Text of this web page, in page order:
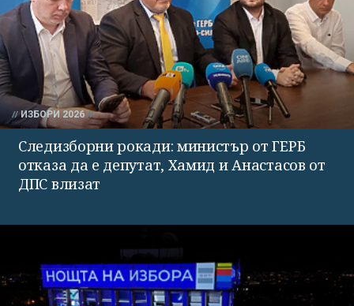
ИЗБОРИ 2026
Следизборни рокади: министър от ГЕРБ
отказа да е депутат, Хамид и Анастасов от
ДПС влизат